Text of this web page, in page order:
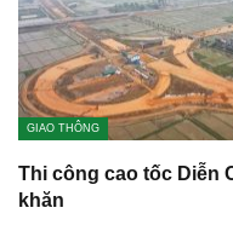
GIAO THÔNG
Thi công cao tốc Diễn
khăn